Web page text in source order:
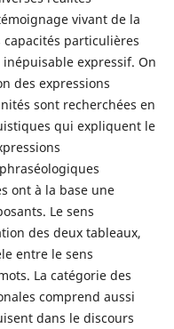
vivant de la
particulières
expressif. On
des expressions
sont recherchées en
qui expliquent le
ont à la base une
Le sens
des deux tableaux,
entre le sens
La catégorie des
comprend aussi
dans le discours